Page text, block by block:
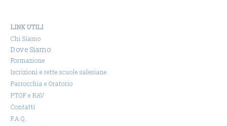
LINK UTILI
Chi Siamo
Dove Siamo
Formazione
Iscrizioni e rette scuole salesiane
Parrocchia e Oratorio
PTOF e RAV
Contatti
F.A.Q.